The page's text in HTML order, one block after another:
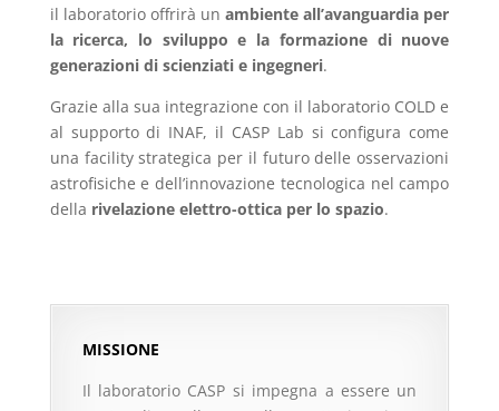
il laboratorio offrirà unambiente all’avanguardia per
la ricerca, lo sviluppo e la formazione di nuove
generazioni di scienziati e ingegneri.
Grazie alla sua integrazione con il laboratorio COLD e
al supporto di INAF, il CASP Lab si configura come
una facility strategica per il futuro delle osservazioni
astrofisiche e dell’innovazione tecnologica nel campo
della rivelazione elettro-ottica per lo spazio.
MISSIONE
Il laboratorio CASP si impegna a essere un